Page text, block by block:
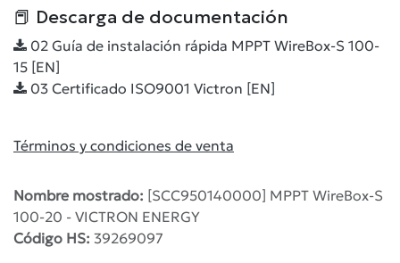
📕 Descarga de documentación
02 Guía de instalación rápida MPPT WireBox-S 100-
15 [EN]
03 Certificado ISO9001 Victron [EN]
Términos y condiciones de venta
Nombre mostrado: [SCC950140000] MPPT WireBox-S
100-20 - VICTRON ENERGY
Código HS: 39269097